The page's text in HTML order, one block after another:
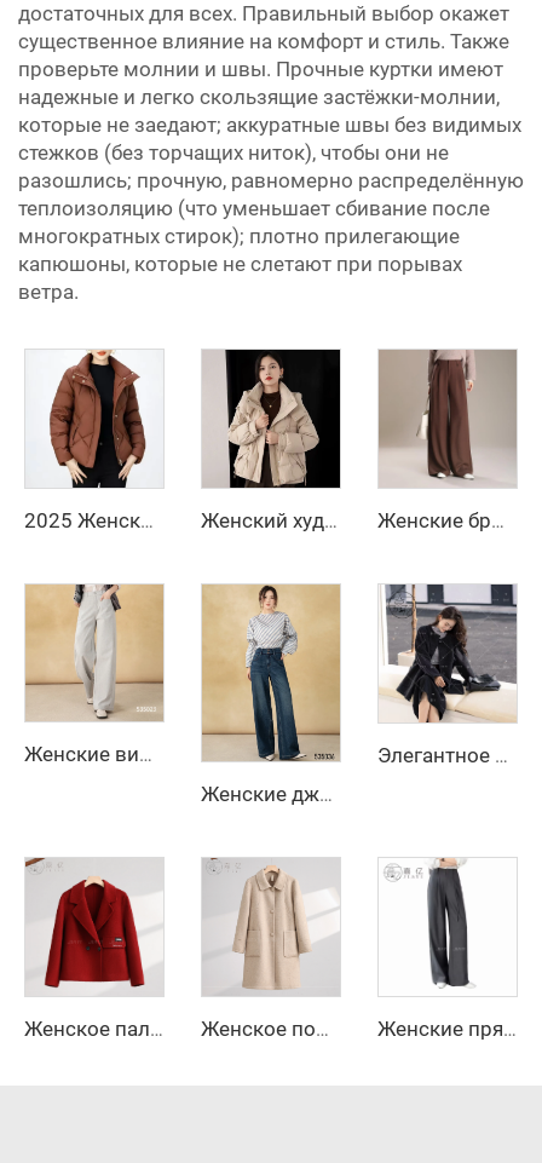
достаточных для всех. Правильный выбор окажет
существенное влияние на комфорт и стиль. Также
проверьте молнии и швы. Прочные куртки имеют
надежные и легко скользящие застёжки-молнии,
которые не заедают; аккуратные швы без видимых
стежков (без торчащих ниток), чтобы они не
разошлись; прочную, равномерно распределённую
теплоизоляцию (что уменьшает сбивание после
многократных стирок); плотно прилегающие
капюшоны, которые не слетают при порывах
ветра.
2025 Женская укороченная узкая пуховая куртка с объемными рукавами, теплая белая куртка с пуховым утеплителем, новая модная зимняя модель Женский худи длинный пуховик с наполнителем из белого утиного пуха 90% Женские брюки с высокой и средней посадкой, офисные брюки, широкие прямые длинные брюки на осень-зиму
Женские винтажные прямые эластичные джинсовые брюки, дышащие темные широкие брюки для лета и осени, подходят для делового стиля
Женские джинсы осеннего уличного стиля с высокой талией, широкими штанинами, расклешенные, с длинными рукавами, застежкой-молнией, устойчивые к морщинам
Элегантное женское зимнее стёганое шерстяное пальто с застёжкой из кашемира, с логотипом, базовый цвет, новая коллекция
Женское пальто из высококачественной зимней шерсти на заказ, длинное, с двумя пуговицами и поясом, элегантный стиль, декоративные пуговицы Женское повседневное пальто из шерсти приталенного кроя, однотонная теплая куртка с длинными рукавами на осень и зиму, свободное пальто — акция по случаю сырьевой обработки Женские прямые длинные брюки палаццо с высокой талией, повседневные свободные брюки с застежкой-молнией для офиса, бизнеса, работы весной